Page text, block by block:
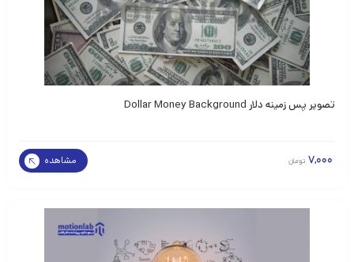
تصویر پس زمینه دلار Dollar Money Background
7,000 تومان مشاهده